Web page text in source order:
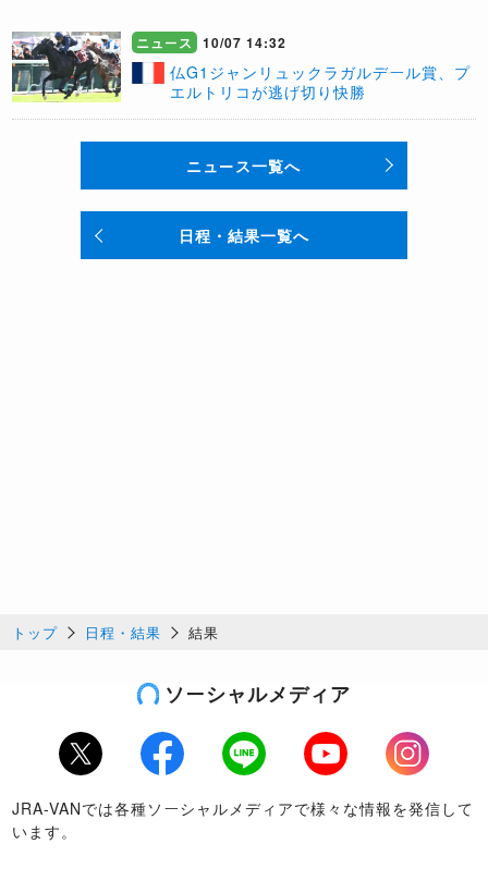
ニュース 10/07 14:32
仏G1ジャンリュックラガルデール賞、プ
エルトリコが逃げ切り快勝
ニュース一覧へ
日程・結果一覧へ
トップ 日程・結果 結果
ソーシャルメディア
Twitter Facebook LINE Youtube
Instagram
JRA-VANでは各種ソーシャルメディアで様々な情報を発信して
います。